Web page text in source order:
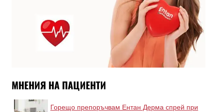
МНЕНИЯ НА ПАЦИЕНТИ
Горещо препоръчвам Ентан Дерма спрей при